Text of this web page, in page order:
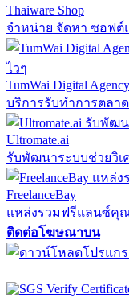
Thaiware Shop
จำหน่าย จัดหา ซอฟต์
TumWai Digital Agency
บริการรับทำการตลา
Ultromate.ai
รับพัฒนาระบบช่วยวิเ
FreelanceBay
แหล่งรวมฟรีแลนซ์คุ
ติดต่อโฆษณาบน